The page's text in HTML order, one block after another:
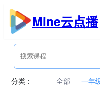
跳
内
Mine云点播
分类： 全部 一年